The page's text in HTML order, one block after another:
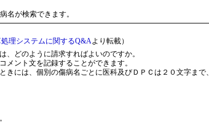
名が検索できます。
理システムに関するQ&Aより転載）
どのように請求すればよいのですか。
ント文を記録することができます。
には、個別の傷病名ごとに医科及びＤＰＣは２０文字まで